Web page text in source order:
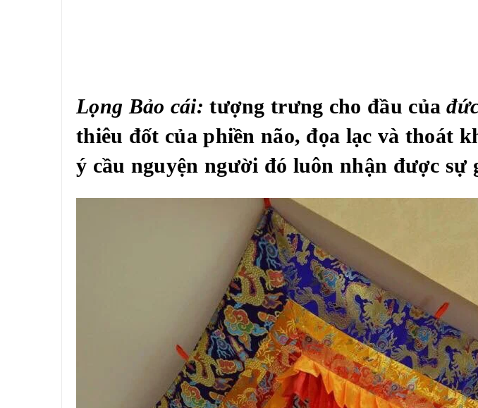
Lọng Bảo cái:tượng trưng cho đầu của
thiêu đốt của phiền não, đọa lạc và thoát
ý cầu nguyện người đó luôn nhận được sự